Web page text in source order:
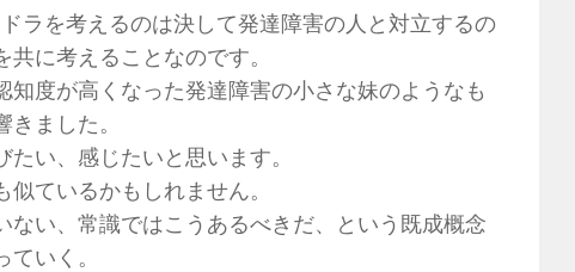
ラを考えるのは決して発達障害の人と対立するの
に考えることなのです。
知度が高くなった発達障害の小さな妹のようなも
ました。
い、感じたいと思います。
ているかもしれません。
ない、常識ではこうあるべきだ、という既成概念
いく。